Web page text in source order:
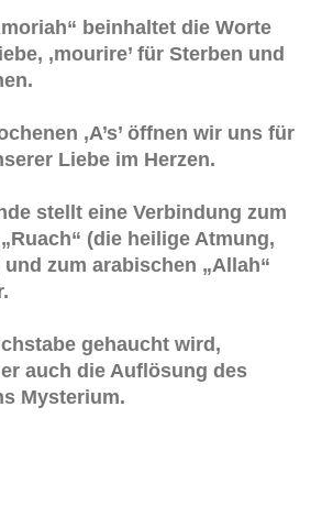
beinhaltet die Worte
‚mourire’ für Sterben und
‚A’s’ öffnen wir uns für
Liebe im Herzen.
stellt eine Verbindung zum
(die heilige Atmung,
zum arabischen „Allah“
gehaucht wird,
auch die Auflösung des
Mysterium.